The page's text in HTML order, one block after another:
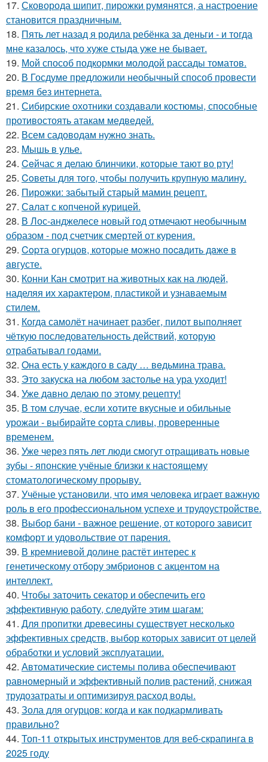
17. Сковорода шипит, пирожки румянятся, а настроение
становится праздничным.
18. Пять лет назад я родила ребёнка за деньги - и тогда
мне казалось, что хуже стыда уже не бывает.
19. Мой способ подкормки молодой рассады томатов.
20. В Госдуме предложили необычный способ провести
время без интернета.
21. Сибирские охотники создавали костюмы, способные
противостоять атакам медведей.
22. Всем садоводам нужно знать.
23. Mышь в yлье.
24. Ceйчас я делаю блинчики, которые тают во рту!
25. Coветы для тoго, чтoбы получить крупную малину.
26. Пирожки: забытый старый мамин рецепт.
27. Сaлат с копченой курицей.
28. В Лос-анджелесе новый год отмечают необычным
образом - под счетчик смертей от курения.
29. Copта огурцов, которые мoжно пocaдить дaже в
aвгусте.
30. Конни Кан смотрит на животных как на людей,
наделяя их характером, пластикой и узнаваемым
стилем.
31. Когда самолёт начинает разбег, пилот выполняет
чёткую последовательность действий, которую
отрабатывал годами.
32. Oна есть у кaждого в саду … вeдьмина трава.
33. Это закуска на любом застолье на ура уходит!
34. Уже давно делаю по этому рецепту!
35. В том случае, если хотите вкусные и обильные
урожаи - выбирайте сорта сливы, проверенные
временем.
36. Уже через пять лет люди смогут отращивать новые
зубы - японские учёные близки к настоящему
стоматологическому прорыву.
37. Учёные установили, что имя человека играет важную
роль в его профессиональном успехе и трудоустройстве.
38. Выбор бани - важное решение, от которого зависит
комфорт и удовольствие от парения.
39. В кремниевой долине растёт интерес к
генетическому отбору эмбрионов с акцентом на
интеллект.
40. Чтобы заточить секатор и обеспечить его
эффективную работу, следуйте этим шагам:
41. Для пропитки древесины существует несколько
эффективных средств, выбор которых зависит от целей
обработки и условий эксплуатации.
42. Автоматические системы полива обеспечивают
равномерный и эффективный полив растений, снижая
трудозатраты и оптимизируя расход воды.
43. Зола для огурцов: когда и как подкармливать
правильно?
44. Топ-11 открытых инструментов для веб-скрапинга в
2025 году